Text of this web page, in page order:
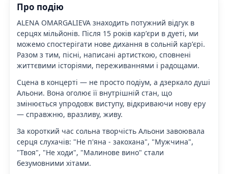
Про подію
ALENA OMARGALIEVA знаходить потужний відгук в
серцях мільйонів. Після 15 років карʼєри в дуеті, ми
можемо спостерігати нове дихання в сольній карʼєрі.
Разом з тим, пісні, написані артисткою, сповнені
життєвими історіями, переживаннями і радощами.
Сцена в концерті — не просто подіум, а дзеркало душі
Альони. Вона оголює її внутрішній стан, що
змінюється упродовж виступу, відкриваючи нову еру
— справжню, вразливу, живу.
За короткий час сольна творчість Альони завоювала
серця слухачів: "Не п'яна - закохана", "Мужчина",
"Твоя", "Не ходи", "Малинове вино" стали
безумовними хітами.